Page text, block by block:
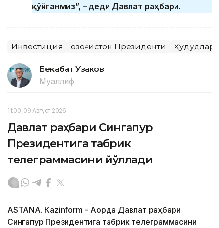
қўйганмиз”, – деди Давлат раҳбари.
Инвестиция Қозоғистон Президенти
Бекабат Узаков
Муаллиф
11:00, 09 Август 2026
Давлат раҳбари Сингапур
Президентига табрик
телеграммасини йўллади
ASTANА. Кazinform – Ақорда Давлат раҳбари
Сингапур Президентига табрик телеграммасини